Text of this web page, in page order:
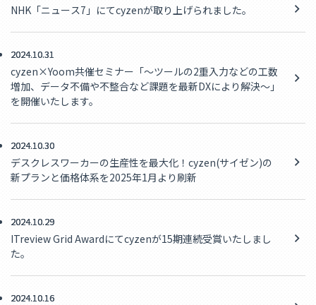
NHK「ニュース7」にてcyzenが取り上げられました。
2024.10.31
cyzen×Yoom共催セミナー「～ツールの2重入力などの工数
増加、データ不備や不整合など課題を最新DXにより解決～」
を開催いたします。
2024.10.30
デスクレスワーカーの生産性を最大化！cyzen(サイゼン)の
新プランと価格体系を2025年1月より刷新
2024.10.29
ITreview Grid Awardにてcyzenが15期連続受賞いたしまし
た。
2024.10.16